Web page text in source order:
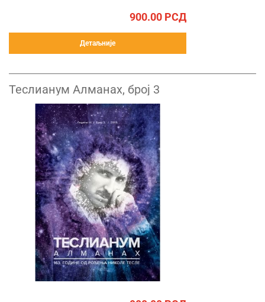
900.00 РСД
Детаљније
Теслианум Алманах, број 3